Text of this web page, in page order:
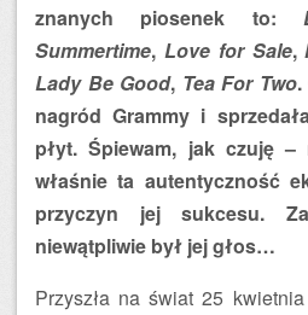
znanych piosenek to:
Summertime, Love for Sale,
Lady Be Good, Tea For Two.
nagród Grammy i
płyt. Śpiewam, jak czuję
właśnie ta autentyczność
przyczyn jej sukcesu.
niewątpliwie był jej głos…
Przyszła na świat 25